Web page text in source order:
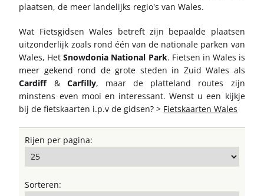
plaatsen, de meer landelijks regio's van Wales.
Wat Fietsgidsen Wales betreft zijn bepaalde plaatsen
uitzonderlijk zoals rond één van de nationale parken van
Wales, HetSnowdonia National Park. Fietsen in Wales is
meer gekend rond de grote steden in Zuid Wales als
Cardiff& Carfilly, maar de platteland routes zijn
minstens even mooi en interessant. Wenst u een kijkje
bij de fietskaarten i.p.v de gidsen? > Fietskaarten Wales
Rijen per pagina:
Sorteren: